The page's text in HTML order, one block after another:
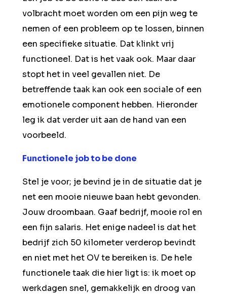
volbracht moet worden om een pijn weg te
nemen of een probleem op te lossen, binnen
een specifieke situatie. Dat klinkt vrij
functioneel. Dat is het vaak ook. Maar daar
stopt het in veel gevallen niet. De
betreffende taak kan ook een sociale of een
emotionele component hebben. Hieronder
leg ik dat verder uit aan de hand van een
voorbeeld.
Functionele job to be done
Stel je voor; je bevind je in de situatie dat je
net een mooie nieuwe baan hebt gevonden.
Jouw droombaan. Gaaf bedrijf, mooie rol en
een fijn salaris. Het enige nadeel is dat het
bedrijf zich 50 kilometer verderop bevindt
en niet met het OV te bereiken is. De hele
functionele taak die hier ligt is: ik moet op
werkdagen snel, gemakkelijk en droog van